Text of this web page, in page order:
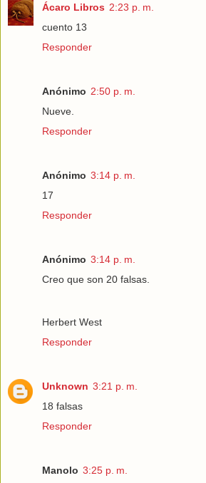
Ácaro Libros 2:23 p. m.
cuento 13
Responder
Anónimo 2:50 p. m.
Nueve.
Responder
Anónimo 3:14 p. m.
17
Responder
Anónimo 3:14 p. m.
Creo que son 20 falsas.
Herbert West
Responder
Unknown 3:21 p. m.
18 falsas
Responder
Manolo 3:25 p. m.